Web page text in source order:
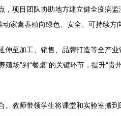
，项目团队协助地方建立健全疫病
家禽养殖向绿色、安全、可持续方
伸至加工、销售、品牌打造等全产
场”到“餐桌”的关键环节，提升“
。教师带领学生将课堂和实验室搬